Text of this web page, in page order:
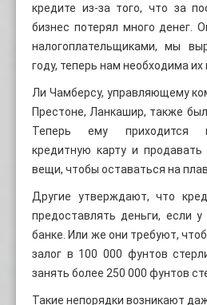
кредите из-за того, что за
бизнес потерял много денег.
налогоплательщиками, мы
году, теперь нам необходима их
Ли Чамберсу, управляющему
Престоне, Ланкашир, также
Теперь ему приходится
кредитную карту и
вещи, чтобы оставаться на
Другие утверждают, что
предоставлять деньги, если
банке. Или же они требуют,
залог в 100 000 фунтов
занять более 250 000 фунтов
Такие непорядки возникают